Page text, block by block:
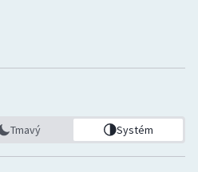
Tmavý Systém